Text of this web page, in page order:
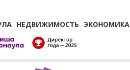
НЕДВИЖИМОСТЬ ЭКОНОМИКА